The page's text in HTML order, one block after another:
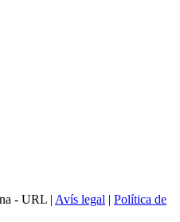
- URL | Avís legal | Política de